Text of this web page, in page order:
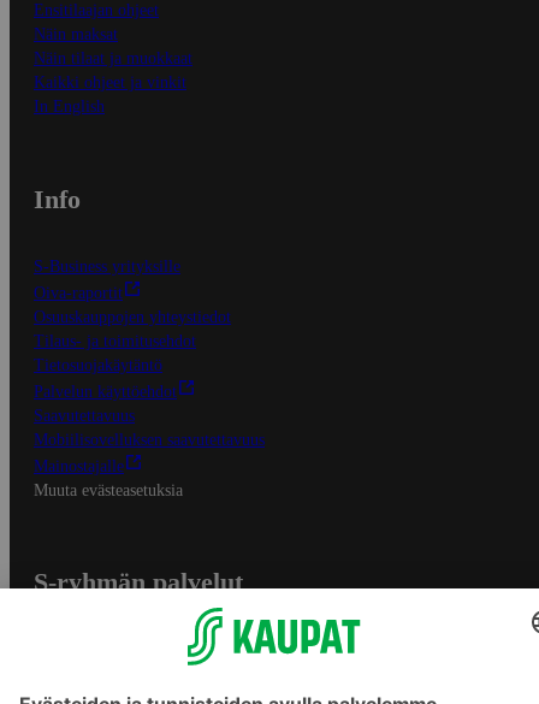
Ensitilaajan ohjeet
Näin maksat
Näin tilaat ja muokkaat
Kaikki ohjeet ja vinkit
In English
Info
S-Business yrityksille
Oiva-raportit
Osuuskauppojen yhteystiedot
Tilaus- ja toimitusehdot
Tietosuojakäytäntö
Palvelun käyttöehdot
Saavutettavuus
Mobiilisovelluksen saavutettavuus
Mainostajalle
Muuta evästeasetuksia
S-ryhmän palvelut